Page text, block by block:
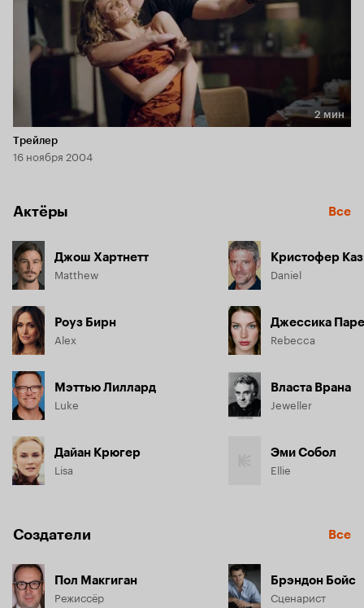
Длительность 2 мин
2 мин
Трейлер
16 ноября 2004
Актёры Все
Джош Хартнетт
Matthew
Роуз Бирн
Alex
Мэттью Лиллард
Luke
Дайан Крюгер
Lisa
Кристофер
Daniel
Джессика Паре
Rebecca
Власта Врана
Jeweller
Эми Собол
Ellie
Создатели Все
Пол Макгиган
Режиссёр
Брэндон Бойс
Сценарист